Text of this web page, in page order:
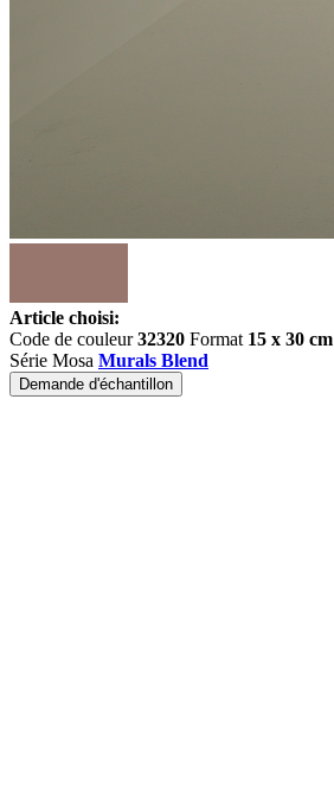
Article choisi:
Code de couleur32320 Format 15 x 30 cm
Série Mosa Murals Blend
Demande d'échantillon